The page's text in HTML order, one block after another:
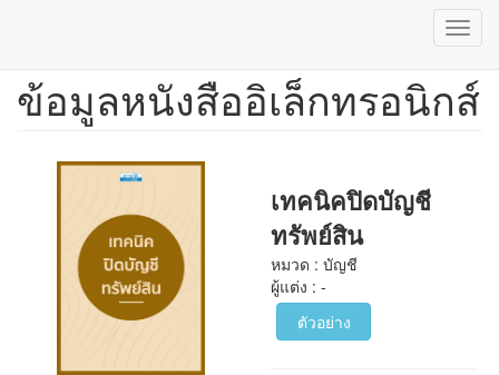
ข้าม
ข้อมูลหนังสืออิเล็กทรอนิกส์
เทคนิคปิดบัญชี
ทรัพย์สิน
หมวด : บัญชี
ผู้แต่ง : -
ตัวอย่าง